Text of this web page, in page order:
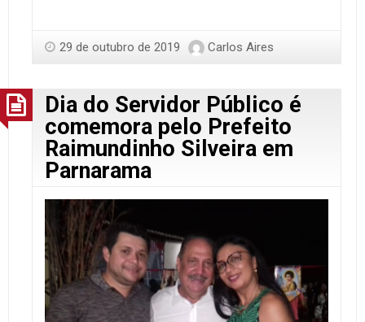
29 de outubro de 2019 Carlos Aires
Dia do Servidor Público é
comemora pelo Prefeito
Raimundinho Silveira em
Parnarama